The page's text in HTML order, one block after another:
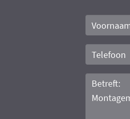
Voornaam
Telefoon
Bericht